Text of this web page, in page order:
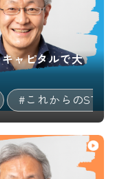
ャピタルで大
#これからの